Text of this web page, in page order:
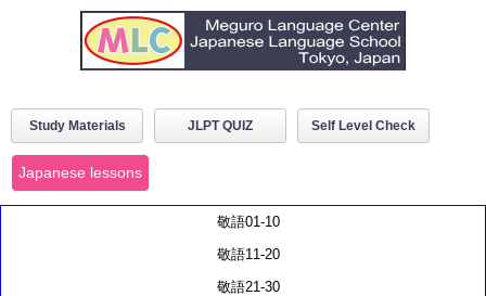
Study Materials JLPT QUIZ Self Level Check
Japanese lessons
敬語01-10
敬語11-20
敬語21-30